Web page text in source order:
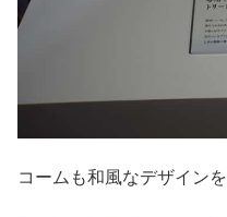
コームも和風なデザイン